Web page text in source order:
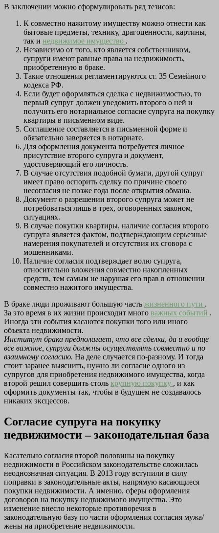
В заключении можно сформулировать ряд тезисов:
К совместно нажитому имуществу можно отнести как
бытовые предметы, технику, драгоценности, картины,
так и недвижимое имущество .
Независимо от того, кто является собственником,
супруги имеют равные права на недвижимость,
приобретенную в браке.
Такие отношения регламентируются ст. 35 Семейного
кодекса РФ.
Если будет оформляться сделка с недвижимостью, то
первый супруг должен уведомить второго о ней и
получить его нотариальное согласие супруга на покупку
квартиры в письменном виде.
Соглашение составляется в письменной форме и
обязательно заверяется в нотариате.
Для оформления документа потребуется личное
присутствие второго супруга и документ,
удостоверяющий его личность.
В случае отсутствия подобной бумаги, другой супруг
имеет право оспорить сделку по причине своего
несогласия не позже года после открытия обмана.
Документ о разрешении второго супруга может не
потребоваться лишь в трех, оговоренных законом,
ситуациях.
В случае покупки квартиры, наличие согласия второго
супруга является фактом, подтверждающим серьезные
намерения покупателей и отсутствия их сговора с
мошенниками.
Наличие согласия подтверждает волю супруга,
относительно вложения совместно накопленных
средств, тем самым не нарушая его прав в отношении
совместно нажитого имущества.
В браке люди проживают большую часть жизненного пути .
За это время в их жизни происходит много важных событий .
Иногда эти события касаются покупки того или иного
объекта недвижимости.
Институт брака предполагает, что все сделки, да и вообще
все важное, супруги должны осуществлять совместно и по
взаимному согласию. На деле случается по-разному. И тогда
стоит заранее выяснить, нужно ли согласие одного из
супругов для приобретения недвижимого имущества, когда
второй решил совершить столь крупную покупку , и как
оформить документы так, чтобы в будущем не создавалось
никаких эксцессов.
Согласие супруга на покупку
недвижимости – законодательная база
Касательно согласия второй половины на покупку
недвижимости в Российском законодательстве сложилась
неоднозначная ситуация. В 2013 году вступили в силу
поправки в законодательные акты, напрямую касающиеся
покупки недвижимости. А именно, сферы оформления
договоров на покупку недвижимого имущества. Это
изменение внесло некоторые противоречия в
законодательную базу по части оформления согласия мужа/
жены на приобретение недвижимости.